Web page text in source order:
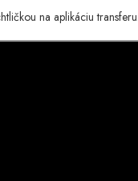
na aplikáciu